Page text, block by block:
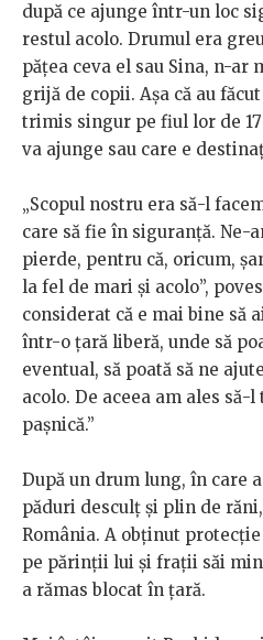
după ce ajunge într-un loc
restul acolo. Drumul era
pățea ceva el sau Sina, n-ar
grijă de copii. Așa că au
trimis singur pe fiul lor de
va ajunge sau care e
„Scopul nostru era să-l
care să fie în siguranță. Ne-
pierde, pentru că, oricum,
la fel de mari și acolo”,
considerat că e mai bine să
într-o țară liberă, unde să
eventual, să poată să ne
acolo. De aceea am ales
pașnică.”
După un drum lung, în care
păduri desculț și plin de
România. A obținut
pe părinții lui și frații săi
a rămas blocat în țară.